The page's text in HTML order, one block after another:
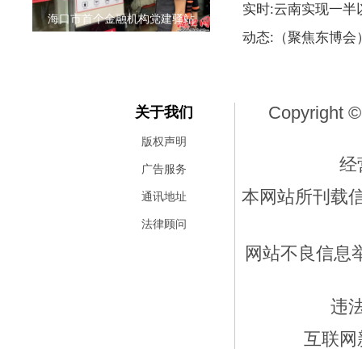
海口市首个金融机构党建驿站
实时:云南实现一半
动态:（聚焦东博会
关于我们
版权声明
广告服务
通讯地址
法律顾问
Copyright
经
本网站所刊载
网站不良信息
违
互联网